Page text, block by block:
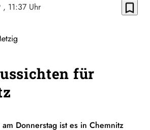
, 11:37 Uhr bookmark_border
für
am Donnerstag ist es in Chemnitz